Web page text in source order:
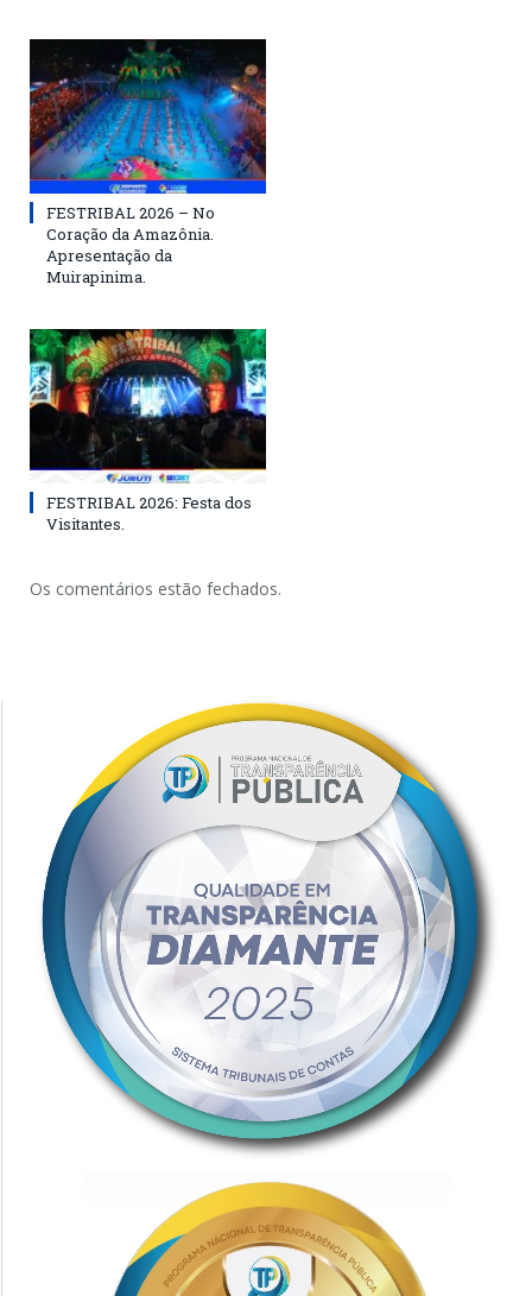
FESTRIBAL 2026 – No
Coração da Amazônia.
Apresentação da
Muirapinima.
FESTRIBAL 2026: Festa dos
Visitantes.
Os comentários estão fechados.